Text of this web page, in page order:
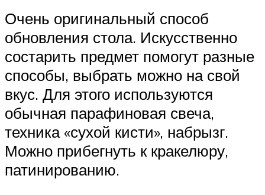
Очень оригинальный способ
обновления стола. Искусственно
состарить предмет помогут разные
способы, выбрать можно на свой
вкус. Для этого используются
обычная парафиновая свеча,
техника «сухой кисти», набрызг.
Можно прибегнуть к кракелюру,
патинированию.